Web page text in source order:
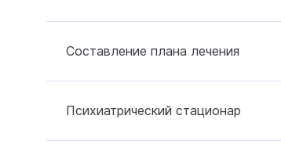
Составление плана лечения
Психиатрический стационар